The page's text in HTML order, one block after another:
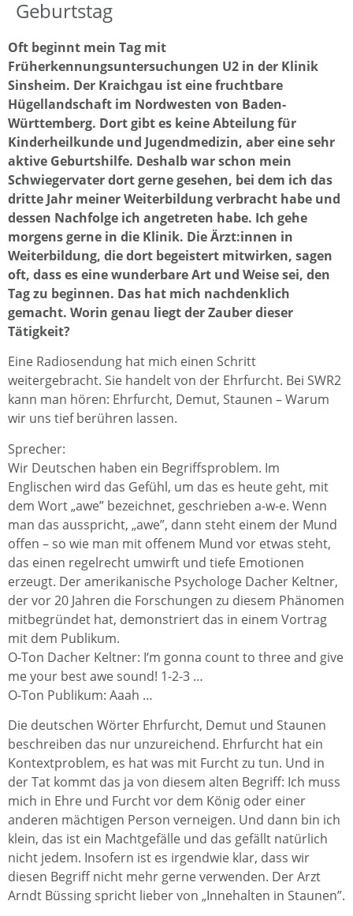
Geburtstag
Oft beginnt mein Tag mit
Früherkennungsuntersuchungen U2 in der Klinik
Sinsheim. Der Kraichgau ist eine fruchtbare
Hügellandschaft im Nordwesten von Baden-
Württemberg. Dort gibt es keine Abteilung für
Kinderheilkunde und Jugendmedizin, aber eine sehr
aktive Geburtshilfe. Deshalb war schon mein
Schwiegervater dort gerne gesehen, bei dem ich das
dritte Jahr meiner Weiterbildung verbracht habe und
dessen Nachfolge ich angetreten habe. Ich gehe
morgens gerne in die Klinik. Die Ärzt:innen in
Weiterbildung, die dort begeistert mitwirken, sagen
oft, dass es eine wunderbare Art und Weise sei, den
Tag zu beginnen. Das hat mich nachdenklich
gemacht. Worin genau liegt der Zauber dieser
Tätigkeit?
Eine Radiosendung hat mich einen Schritt
weitergebracht. Sie handelt von der Ehrfurcht. Bei SWR2
kann man hören: Ehrfurcht, Demut, Staunen – Warum
wir uns tief berühren lassen.
Sprecher:
Wir Deutschen haben ein Begriffsproblem. Im
Englischen wird das Gefühl, um das es heute geht, mit
dem Wort „awe” bezeichnet, geschrieben a-w-e. Wenn
man das ausspricht, „awe”, dann steht einem der Mund
offen – so wie man mit offenem Mund vor etwas steht,
das einen regelrecht umwirft und tiefe Emotionen
erzeugt. Der amerikanische Psychologe Dacher Keltner,
der vor 20 Jahren die Forschungen zu diesem Phänomen
mitbegründet hat, demonstriert das in einem Vortrag
mit dem Publikum.
O-Ton Dacher Keltner: I‘m gonna count to three and give
me your best awe sound! 1-2-3 …
O-Ton Publikum: Aaah …
Die deutschen Wörter Ehrfurcht, Demut und Staunen
beschreiben das nur unzureichend. Ehrfurcht hat ein
Kontextproblem, es hat was mit Furcht zu tun. Und in
der Tat kommt das ja von diesem alten Begriff: Ich muss
mich in Ehre und Furcht vor dem König oder einer
anderen mächtigen Person verneigen. Und dann bin ich
klein, das ist ein Machtgefälle und das gefällt natürlich
nicht jedem. Insofern ist es irgendwie klar, dass wir
diesen Begriff nicht mehr gerne verwenden. Der Arzt
Arndt Büssing spricht lieber von „Innehalten in Staunen”.